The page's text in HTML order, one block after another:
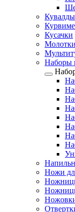
Кувалды
Кусачки
Молотки
Наборы
Ножи